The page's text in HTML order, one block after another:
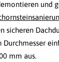
und
sicheren
mm aus.